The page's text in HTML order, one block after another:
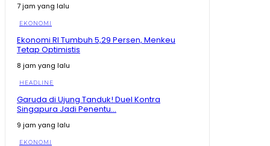
7 jam yang lalu
EKONOMI
Ekonomi RI Tumbuh 5,29 Persen, Menkeu
Tetap Optimistis
8 jam yang lalu
HEADLINE
Garuda di Ujung Tanduk! Duel Kontra
Singapura Jadi Penentu...
9 jam yang lalu
EKONOMI